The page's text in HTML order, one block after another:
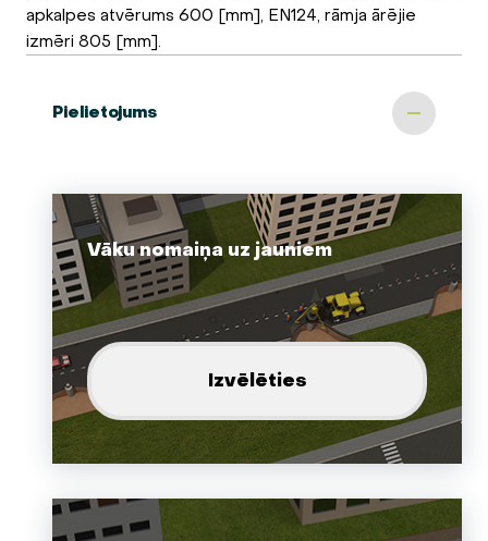
apkalpes atvērums 600 [mm], EN124, rāmja ārējie
izmēri 805 [mm].
Pielietojums
Vāku nomaiņa uz jauniem
Izvēlēties